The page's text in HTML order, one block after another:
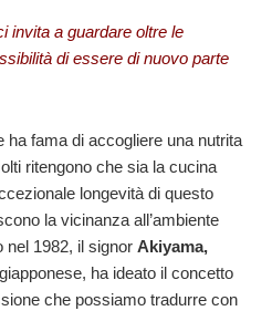
invita a guardare oltre le
di essere di nuovo parte
ha fama di accogliere una nutrita
ritengono che sia la cucina
longevità di questo
la vicinanza all’ambiente
nel 1982, il signor Akiyama,
ha ideato il concetto
che possiamo tradurre con